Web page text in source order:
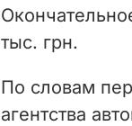
тыс. грн.
По словам
агентства